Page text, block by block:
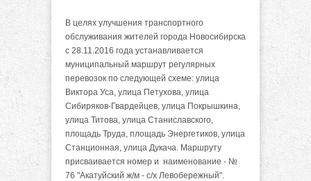
В целях улучшения транспортного
обслуживания жителей города Новосибирска
с 28.11.2016 года устанавливается
муниципальный маршрут регулярных
перевозок по следующей схеме: улица
Виктора Уса, улица Петухова, улица
Сибиряков-Гвардейцев, улица Покрышкина,
улица Титова, улица Станиславского,
площадь Труда, площадь Энергетиков, улица
Станционная, улица Дукача. Маршруту
присваивается номер и наименование - №
76 "Акатуйский ж/м - с/х Левобережный".